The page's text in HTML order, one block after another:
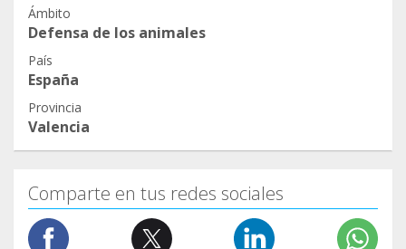
Ámbito
Defensa de los animales
País
España
Provincia
Valencia
Comparte en tus redes sociales